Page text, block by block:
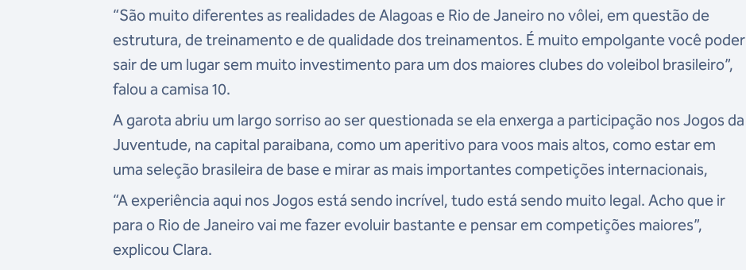
“São muito diferentes as realidades de Alagoas e Rio de Janeiro no vôlei, em questão de
estrutura, de treinamento e de qualidade dos treinamentos. É muito empolgante você poder
sair de um lugar sem muito investimento para um dos maiores clubes do voleibol brasileiro”,
falou a camisa 10.
A garota abriu um largo sorriso ao ser questionada se ela enxerga a participação nos Jogos da
Juventude, na capital paraibana, como um aperitivo para voos mais altos, como estar em
uma seleção brasileira de base e mirar as mais importantes competições internacionais,
“A experiência aqui nos Jogos está sendo incrível, tudo está sendo muito legal. Acho que ir
para o Rio de Janeiro vai me fazer evoluir bastante e pensar em competições maiores”,
explicou Clara.